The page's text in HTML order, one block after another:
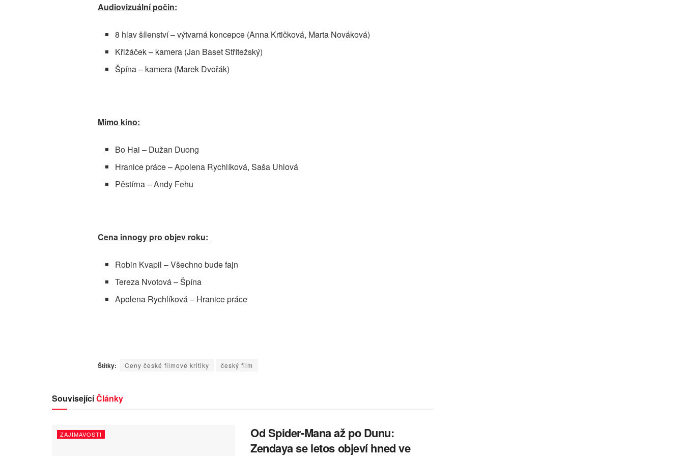
Audiovizuální počin:
8 hlav šílenství – výtvarná koncepce (Anna Krtičková, Marta Nováková)
Křižáček – kamera (Jan Baset Střítežský)
Špína – kamera (Marek Dvořák)
Mimo kino:
Bo Hai – Dužan Duong
Hranice práce – Apolena Rychlíková, Saša Uhlová
Pěstírna – Andy Fehu
Cena innogy pro objev roku:
Robin Kvapil – Všechno bude fajn
Tereza Nvotová – Špína
Apolena Rychlíková – Hranice práce
Štítky: Ceny české filmové kritiky český film
SouvisejícíČlánky
ZAJÍMAVOSTI
Od Spider-Mana až po Dunu:
Zendaya se letos objeví hned ve